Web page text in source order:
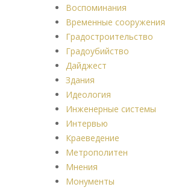
Воспоминания
Временные сооружения
Градостроительство
Градоубийство
Дайджест
Здания
Идеология
Инженерные системы
Интервью
Краеведение
Метрополитен
Мнения
Монументы